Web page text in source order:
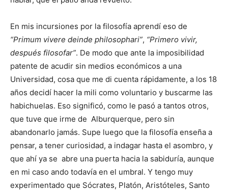
En mis incursiones por la filosofía aprendí eso de
“Primum vivere deinde philosophari”, “Primero vivir,
después filosofar”. De modo que ante la imposibilidad
patente de acudir sin medios económicos a una
Universidad, cosa que me di cuenta rápidamente, a los 18
años decidí hacer la mili como voluntario y buscarme las
habichuelas. Eso significó, como le pasó a tantos otros,
que tuve que irme de Alburquerque, pero sin
abandonarlo jamás. Supe luego que la filosofía enseña a
pensar, a tener curiosidad, a indagar hasta el asombro, y
que ahí ya se abre una puerta hacia la sabiduría, aunque
en mi caso ando todavía en el umbral. Y tengo muy
experimentado que Sócrates, Platón, Aristóteles, Santo